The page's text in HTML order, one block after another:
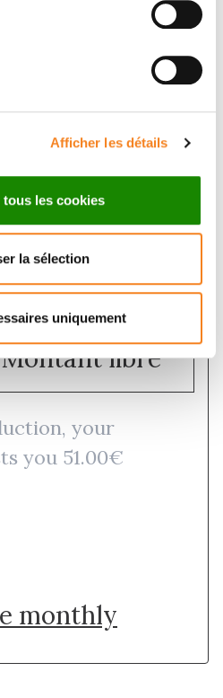
Afficher les détails
les cookies
la sélection
uniquement
150€
Montant libre
your
you 51.00€
monthly